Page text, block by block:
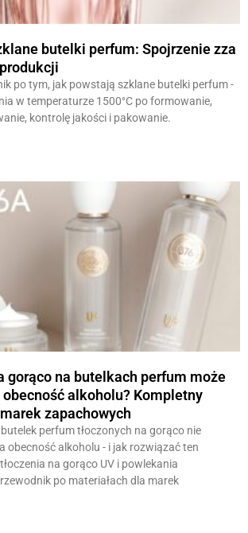
butelki perfum: Spojrzenie zza
po tym, jak powstają szklane butelki perfum -
w temperaturze 1500°C po formowanie,
kontrolę jakości i pakowanie.
gorąco na butelkach perfum może
alkoholu? Kompletny
zapachowych
perfum tłoczonych na gorąco nie
obecność alkoholu - i jak rozwiązać ten
na gorąco UV i powlekania
po materiałach dla marek